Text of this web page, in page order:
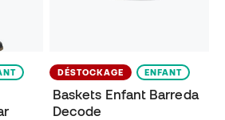
DÉSTOCKAGE ENFANT
Baskets Enfant Barreda
Decode